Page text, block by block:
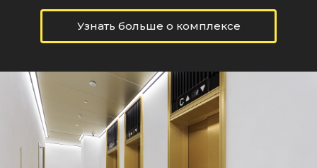
Узнать больше о комплексе